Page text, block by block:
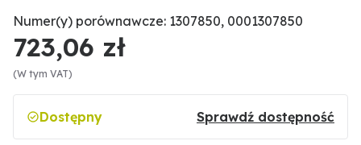
Numer(y) porównawcze: 1307850, 0001307850
723,06 zł
(W tym VAT)
Dostępny Sprawdź dostępność